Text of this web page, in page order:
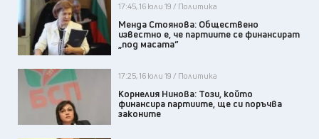
17:45, 16 юли 19 / Политика
Менда Стоянова: Обществено
известно е, че партиите се финансират
„под масата“
17:25, 16 юли 19 / Политика
Корнелия Нинова: Този, който
финансира партиите, ще си поръчва
законите